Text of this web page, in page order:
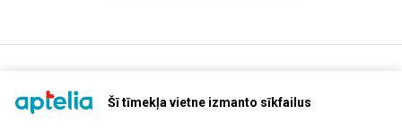
Šī tīmekļa vietne izmanto sīkfailus